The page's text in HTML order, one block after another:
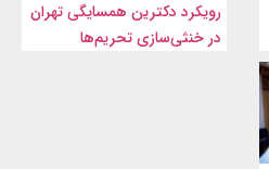
رویکرد دکترین همسایگی تهران
در خنثی‌سازی تحریم‌ها